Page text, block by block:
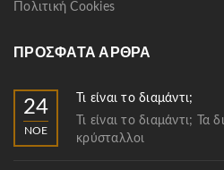
Πολιτική Cookies
ΠΡΌΣΦΑΤΑ ΆΡΘΡΑ
24
ΝΟΈ
Τι είναι το διαμάντι;
Τι είναι το διαμάντι; Τα
κρύσταλλοι